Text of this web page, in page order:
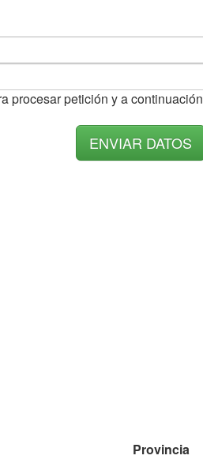
procesar petición y a
Provincia